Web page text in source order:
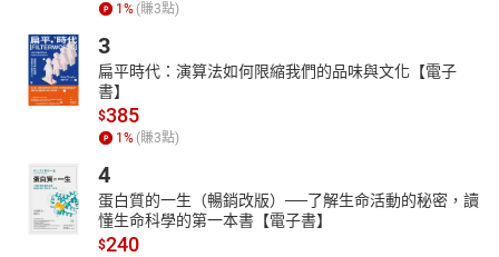
1 % (賺3點)
3
扁平時代：演算法如何限縮我們的品味與文化【電子
書】
$385
1 % (賺3點)
4
蛋白質的一生（暢銷改版）──了解生命活動的秘密，讀
懂生命科學的第一本書【電子書】
$240